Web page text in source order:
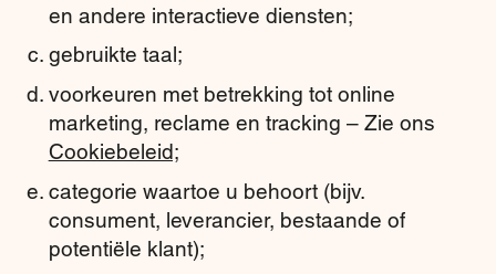
en andere interactieve diensten;
gebruikte taal;
voorkeuren met betrekking tot online
marketing, reclame en tracking – Zie ons
Cookiebeleid;
categorie waartoe u behoort (bijv.
consument, leverancier, bestaande of
potentiële klant);